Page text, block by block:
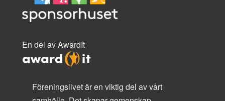
En del av AwardIt
Föreningslivet är en viktig del av vårt